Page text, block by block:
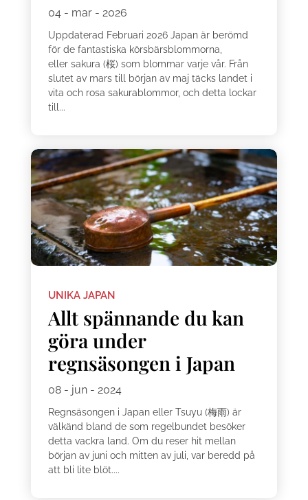
04 - mar - 2026
Uppdaterad Februari 2026 Japan är berömd
för de fantastiska körsbärsblommorna,
eller sakura (桜) som blommar varje vår. Från
slutet av mars till början av maj täcks landet i
vita och rosa sakurablommor, och detta lockar
till...
UNIKA JAPAN
Allt spännande du kan
göra under
regnsäsongen i Japan
08 - jun - 2024
Regnsäsongen i Japan eller Tsuyu (梅雨) är
välkänd bland de som regelbundet besöker
detta vackra land. Om du reser hit mellan
början av juni och mitten av juli, var beredd på
att bli lite blöt....